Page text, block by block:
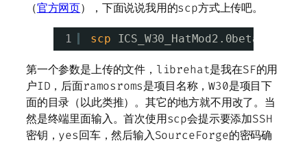
（官方网页），下面说说我用的scp方式上传吧。
1 scp
第一个参数是上传的文件，librehat是我在SF的用
户ID，后面ramosroms是项目名称，W30是项目下
面的目录（以此类推）。其它的地方就不用改了。当
然是终端里面输入。首次使用scp会提示要添加SSH
密钥，yes回车，然后输入SourceForge的密码确